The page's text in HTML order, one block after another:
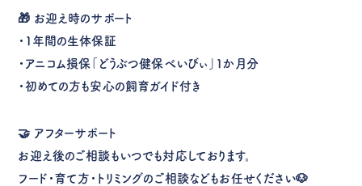
🎁 お迎え時のサポート
・1年間の生体保証
・アニコム損保「どうぶつ健保べいびぃ」1か月分
・初めての方も安心の飼育ガイド付き
🤝 アフターサポート
お迎え後のご相談もいつでも対応しております。
フード・育て方・トリミングのご相談などもお任せください🐶